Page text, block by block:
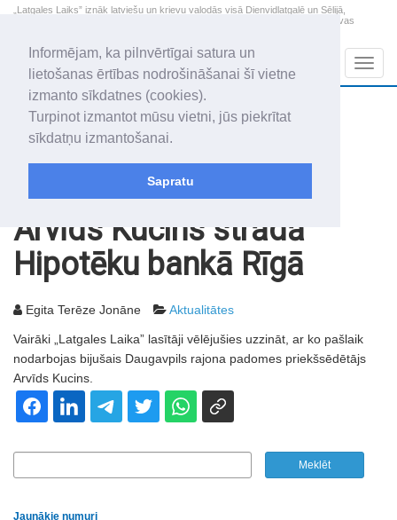
Informējam, ka pilnvērtīgai satura un
lietošanas ērtības nodrošināšanai šī vietne
izmanto sīkdatnes (cookies).
Turpinot izmantot mūsu vietni, jūs piekrītat
sīkdatņu izmantošanai.
Sapratu
„Latgales Laiks” iznāk latviešu un krievu valodās visā Dienvidlatgalē un Sēlijā,
„Latgales Laiks” latviešu valodā aptver Daugavpils valstspilsētu, Augšdaugavas
2026. gada 10. augusts
Pirmdiena
Audris, Brencis, Inuta
+13.4
Arvīds Kucins strādā
Hipotēku bankā Rīgā
Egita Terēze Jonāne Aktualitātes
Vairāki „Latgales Laika” lasītāji vēlējušies uzzināt, ar ko pašlaik
nodarbojas bijušais Daugavpils rajona padomes priekšsēdētājs
Arvīds Kucins.
Jaunākie numuri